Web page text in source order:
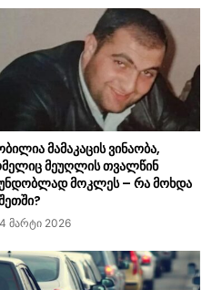
მამაკაცის ვინაობა,
მეუღლის თვალწინ
მოკლეს – რა მოხდა
მარტი 2026